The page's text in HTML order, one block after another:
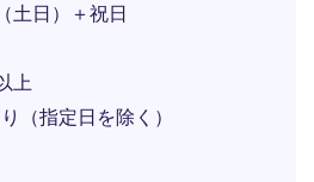
土日）＋祝日
上
（指定日を除く）